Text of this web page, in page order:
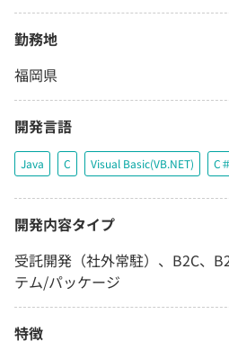
勤務地
福岡県
開発言語
Java C Visual Basic(VB.NET) C＃
開発内容タイプ
受託開発（社外常駐）、B2C、
テム/パッケージ
特徴